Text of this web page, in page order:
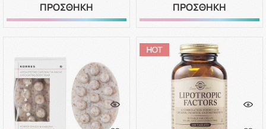
ΠΡΟΣΘΗΚΗ ΠΡΟΣΘΗΚΗ